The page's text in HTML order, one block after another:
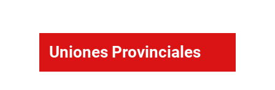
Uniones Provinciales